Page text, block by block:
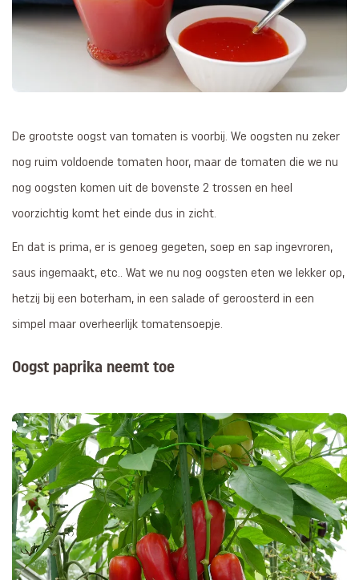
De grootste oogst van tomaten is voorbij. We oogsten nu zeker
nog ruim voldoende tomaten hoor, maar de tomaten die we nu
nog oogsten komen uit de bovenste 2 trossen en heel
voorzichtig komt het einde dus in zicht.
En dat is prima, er is genoeg gegeten, soep en sap ingevroren,
saus ingemaakt, etc.. Wat we nu nog oogsten eten we lekker op,
hetzij bij een boterham, in een salade of geroosterd in een
simpel maar overheerlijk tomatensoepje.
Oogst paprika neemt toe